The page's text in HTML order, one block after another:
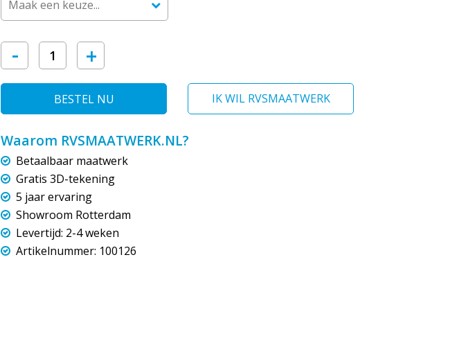
- +
BESTEL NU IK WIL RVSMAATWERK
Waarom RVSMAATWERK.NL?
Betaalbaar maatwerk
Gratis 3D-tekening
5 jaar ervaring
Showroom Rotterdam
Levertijd: 2-4 weken
Artikelnummer: 100126